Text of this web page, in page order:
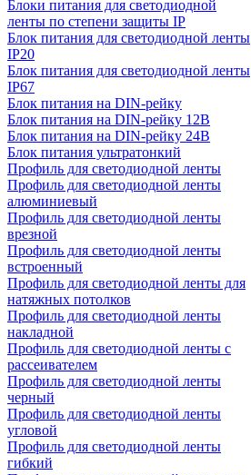
Блоки питания для светодиодной
ленты по степени защиты IP
Блок питания для светодиодной ленты
IP20
Блок питания для светодиодной ленты
IP67
Блок питания на DIN-рейку
Блок питания на DIN-рейку 12В
Блок питания на DIN-рейку 24В
Блок питания ультратонкий
Профиль для светодиодной ленты
Профиль для светодиодной ленты
алюминиевый
Профиль для светодиодной ленты
врезной
Профиль для светодиодной ленты
встроенный
Профиль для светодиодной ленты для
натяжных потолков
Профиль для светодиодной ленты
накладной
Профиль для светодиодной ленты с
рассеивателем
Профиль для светодиодной ленты
черный
Профиль для светодиодной ленты
угловой
Профиль для светодиодной ленты
гибкий